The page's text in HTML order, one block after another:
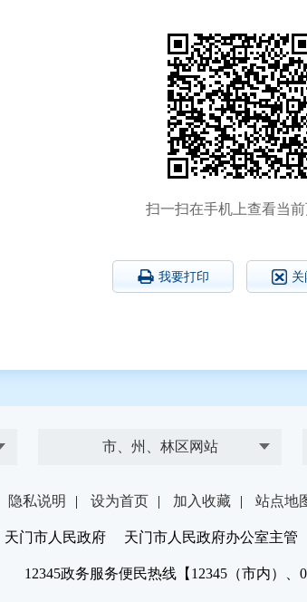
扫一扫在手机上查看当
我要打印 关
市、州、林区网站
隐私说明 | 设为首页 | 加入收藏 | 站点地
天门市人民政府 天门市人民政府办公室主
12345政务服务便民热线【12345（市内）、